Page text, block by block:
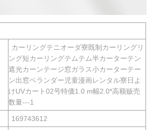
カーリングテニオーダ寮既制カーリングリ
ング短カーリングテムテム半カーターテン
遮光カーンテージ窓ガラス小カーターテー
ン出窓ベランダー児童漫画レンタル寮日よ
けUVカート02号特価1.0 m幅2.0*高额贩売
数量---1
169743612